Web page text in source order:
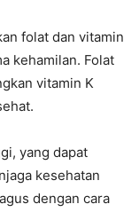
folat dan vitamin
kehamilan. Folat
vitamin K
yang dapat
kesehatan
dengan cara